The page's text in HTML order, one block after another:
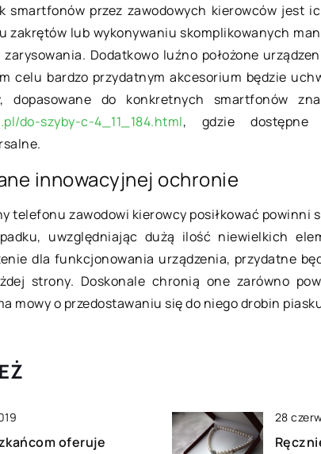
smartfonów przez zawodowych kierowców jest
zakrętów lub wykonywaniu skomplikowanych
Dodatkowo luźno położone
celu bardzo przydatnym akcesorium będzie
dopasowane do konkretnych smartfonów
do-szyby-c-4_11_184.html, gdzie dostępne
innowacyjnej ochronie
telefonu zawodowi kierowcy posiłkować powinni
uwzględniając dużą ilość niewielkich
dla funkcjonowania urządzenia, przydatne
strony. Doskonale chronią one zarówno
mowy o przedostawaniu się do niego drobin
oferuje
28
O czym pamiętać przy meblowaniu
nowego mieszkania?
Wyposażanie nowo nabytego
mieszkania może być nie lada
wyzwaniem, zwłaszcza dla osób,
które do tej pory nie miały do
czynienia […]
Myślisz
Są tak
nie